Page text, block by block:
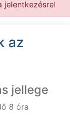
jelentkezésre!
az
jellege
8 óra